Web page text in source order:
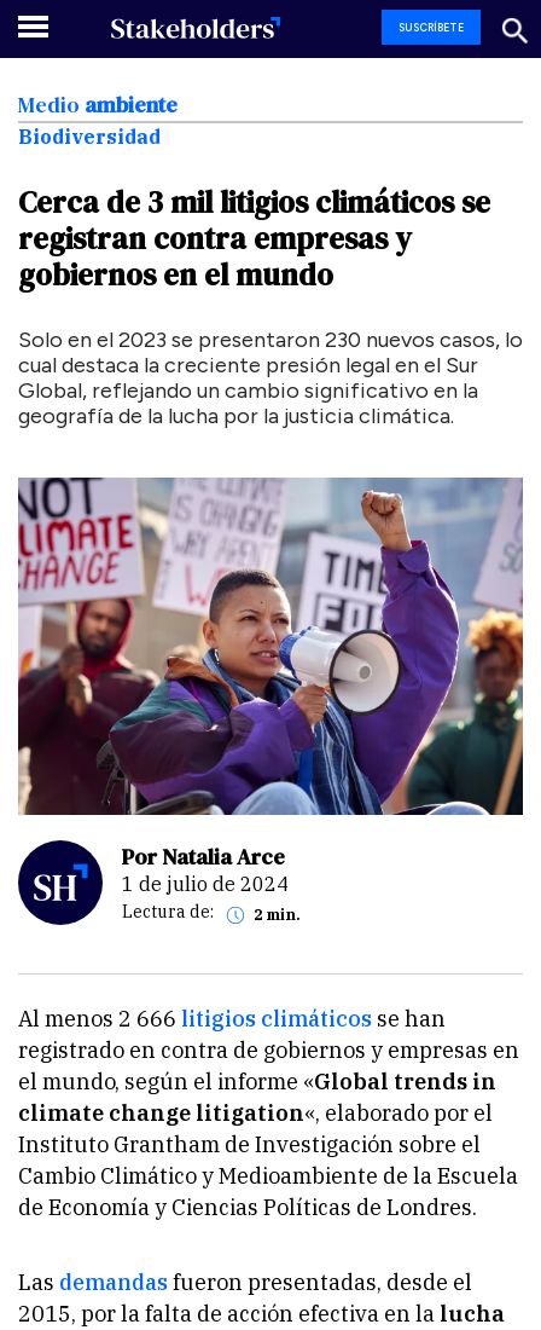
SUSCRÍBETE
Medio ambiente
Biodiversidad
Cerca de 3millitigios climáticos se
registran contra empresasy
gobiernos en elmundo
Solo en el 2023 se presentaron 230 nuevos casos, lo
cual destaca la creciente presión legal en el Sur
Global, reflejando un cambio significativo en la
geografía de la lucha por la justicia climática.
Por Natalia Arce
1 de julio de 2024
Lectura de: 2 min.
Al menos 2 666 litigios climáticos se han
registrado en contra de gobiernos y empresas en
el mundo, según el informe «Global trends in
climate change litigation«, elaborado por el
Instituto Grantham de Investigación sobre el
Cambio Climático y Medioambiente de la Escuela
de Economía y Ciencias Políticas de Londres.
Las demandasfueron presentadas, desde el
2015, por la falta de acción efectiva en la lucha